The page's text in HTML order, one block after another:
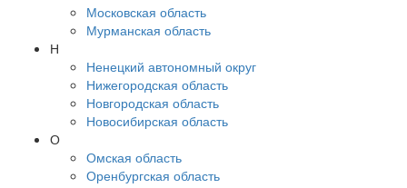
Московская область
Мурманская область
Н
Ненецкий автономный округ
Нижегородская область
Новгородская область
Новосибирская область
О
Омская область
Оренбургская область